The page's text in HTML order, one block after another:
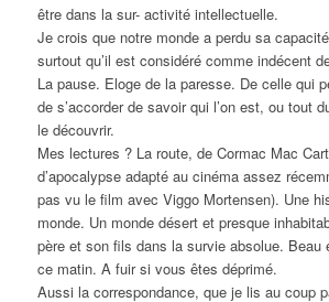
être dans la sur- activité intellectuelle.
Je crois que notre monde a perdu sa
surtout qu’il est considéré comme indécent
La pause. Eloge de la paresse. De celle qui
de s’accorder de savoir qui l’on est, ou tout
le découvrir.
Mes lectures ? La route, de Cormac Mac
d’apocalypse adapté au cinéma assez
pas vu le film avec Viggo Mortensen). Une
monde. Un monde désert et presque
père et son fils dans la survie absolue. Beau
ce matin. A fuir si vous êtes déprimé.
Aussi la correspondance, que je lis au coup